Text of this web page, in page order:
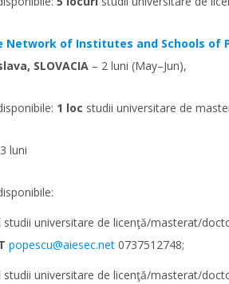
Network of Institutes and Schools
SLOVACIA – 2 luni (May–Jun),
1 loc studii universitare de
luni
studii universitare de licenţă/masterat/
popescu@aiesec.net 0737512748;
studii universitare de licenţă/masterat/